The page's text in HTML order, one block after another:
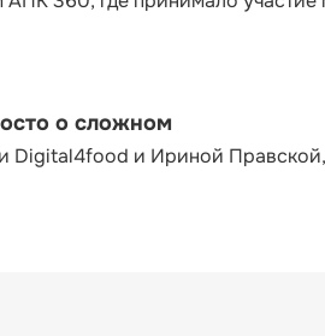
о сложном
Digital4food и Ириной